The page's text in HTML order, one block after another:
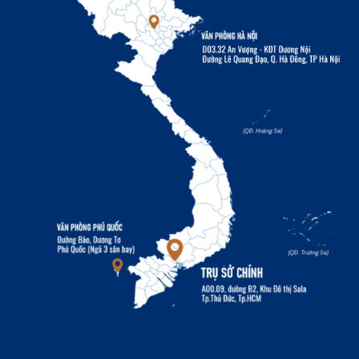
ro tiềm ẩn . Các rủi ro chính trong đầu tư bất động
sản bao gồm :
Rủi ro thị trường: biến động giá cả, thay đổi
Rủi ro tài chính: lãi suất, tỷ giá hối đoái
Rủi ro pháp lý: thay đổi quy định, tranh chấp sở
Rủi ro vận hành: chi phí bảo trì, quản lý tài sản
Thị trường bất động sản và dự án
Thị trường bất động sản có ảnh hưởng quyết định
đến sự thành công của các dự án bất động sản .